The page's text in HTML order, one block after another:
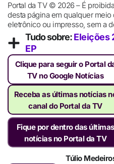
Portal da TV © 2026 – É
desta página em qualquer
eletrônico ou impresso, sem a
Tudo sobre:Eleições
EP
Clique para seguir o Portal
TV no Google Notícias
Receba as últimas notícias
canal do Portal da TV
Fique por dentro das últimas
notícias no Portal da TV
Túlio